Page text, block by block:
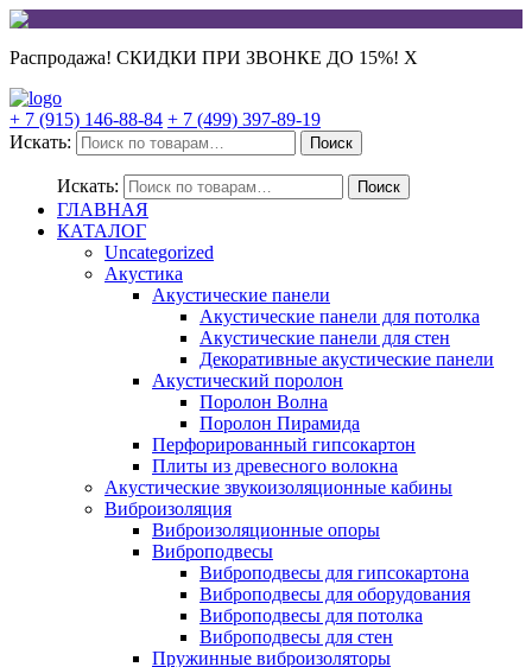
Распродажа! СКИДКИ ПРИ ЗВОНКЕ ДО 15%! X
+ 7 (915) 146-88-84 + 7 (499) 397-89-19
Искать:
Поиск
Искать: Поиск
ГЛАВНАЯ
КАТАЛОГ
Uncategorized
Акустика
Акустические панели
Акустические панели для потолка
Акустические панели для стен
Декоративные акустические панели
Акустический поролон
Поролон Волна
Поролон Пирамида
Перфорированный гипсокартон
Плиты из древесного волокна
Акустические звукоизоляционные кабины
Виброизоляция
Виброизоляционные опоры
Виброподвесы
Виброподвесы для гипсокартона
Виброподвесы для оборудования
Виброподвесы для потолка
Виброподвесы для стен
Пружинные виброизоляторы